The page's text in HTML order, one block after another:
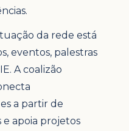
da rede está
eventos, palestras
A coalizão
a partir de
e apoia projetos